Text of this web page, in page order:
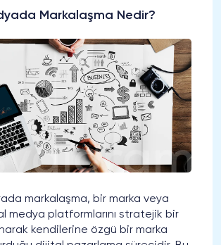
Markalaşma Nedir?
markalaşma, bir marka veya
medya platformlarını stratejik bir
kendilerine özgü bir marka